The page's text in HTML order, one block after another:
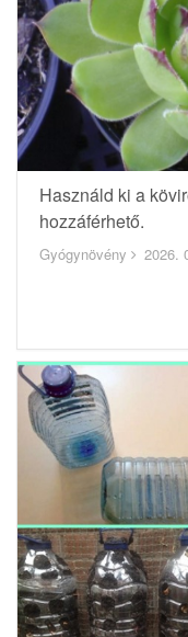
Használd ki a
hozzáférhető.
Gyógynövény 2026.